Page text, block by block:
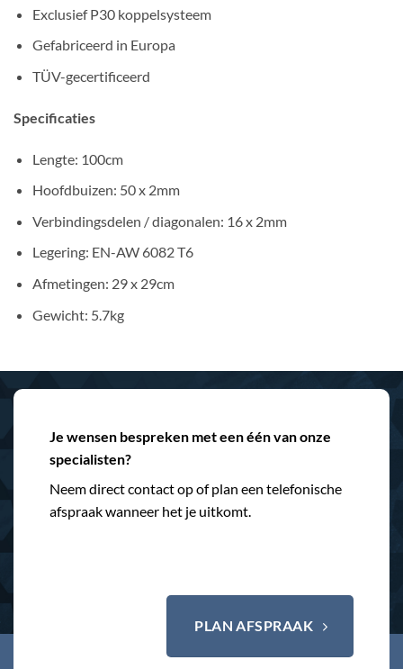
Exclusief P30 koppelsysteem
Gefabriceerd in Europa
TÜV-gecertificeerd
Specificaties
Lengte: 100cm
Hoofdbuizen: 50 x 2mm
Verbindingsdelen / diagonalen: 16 x 2mm
Legering: EN-AW 6082 T6
Afmetingen: 29 x 29cm
Gewicht: 5.7kg
Je wensen bespreken met een één van onze
specialisten?
Neem direct contact op of plan een telefonische
afspraak wanneer het je uitkomt.
PLAN AFSPRAAK